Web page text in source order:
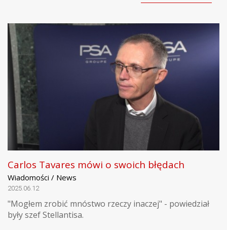
Carlos Tavares mówi o swoich błędach
Wiadomości / News
2025.06.12
"Mogłem zrobić mnóstwo rzeczy inaczej" - powiedział
były szef Stellantisa.